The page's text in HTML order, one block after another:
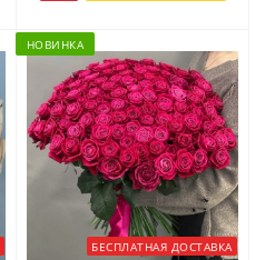
НОВИНКА
БЕСПЛАТНАЯ ДОСТАВКА